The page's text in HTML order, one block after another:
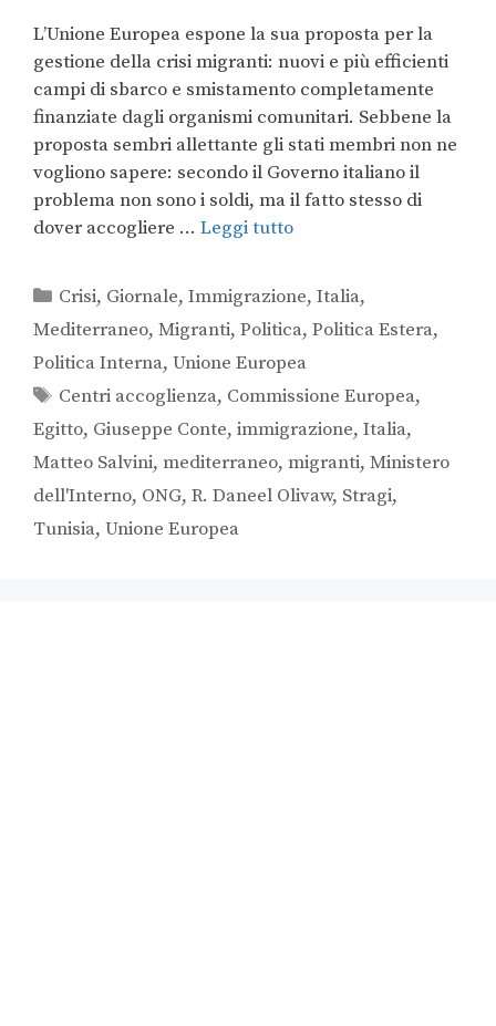
L’Unione Europea espone la sua proposta per la
gestione della crisi migranti: nuovi e più efficienti
campi di sbarco e smistamento completamente
finanziate dagli organismi comunitari. Sebbene la
proposta sembri allettante gli stati membri non ne
vogliono sapere: secondo il Governo italiano il
problema non sono i soldi, ma il fatto stesso di
dover accogliere … Leggi tutto
Crisi, Giornale,Immigrazione,Italia,
Mediterraneo, Migranti, Politica, Politica Estera,
Politica Interna, Unione Europea
Centri accoglienza, Commissione Europea,
Egitto, Giuseppe Conte, immigrazione, Italia,
Matteo Salvini, mediterraneo, migranti, Ministero
dell'Interno, ONG, R. Daneel Olivaw, Stragi,
Tunisia, Unione Europea